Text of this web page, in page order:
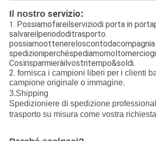
Il nostroservizio:
1. Possiamofareilserviziodi porta in
salvareilperiododitrasporto.
Cosìrisparmieràilvostritempo&soldi.
2. fornisca i campioni liberi per i clienti
campione originale o immagine.
3.Shipping
Spedizioniere di spedizione
trasporto su misura come vostra